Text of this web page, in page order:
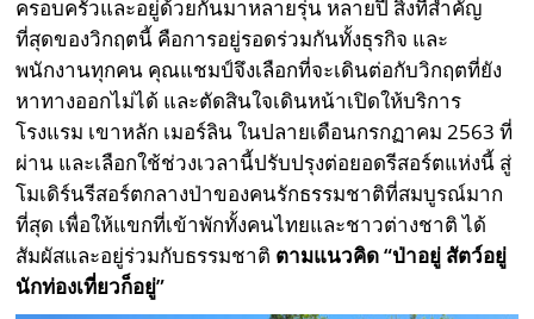
ครอบครัวและอยู่ด้วยกันมาหลายรุ่น หลายปี สิ่งที่สำคัญ
ที่สุดของวิกฤตนี้ คือการอยู่รอดร่วมกันทั้งธุรกิจ และ
พนักงานทุกคน คุณแชมป์จึงเลือกที่จะเดินต่อกับวิกฤตที่ยัง
หาทางออกไม่ได้ และตัดสินใจเดินหน้าเปิดให้บริการ
โรงแรม เขาหลัก เมอร์ลิน ในปลายเดือนกรกฏาคม 2563 ที่
ผ่าน และเลือกใช้ช่วงเวลานี้ปรับปรุงต่อยอดรีสอร์ตแห่งนี้ สู่
โมเดิร์นรีสอร์ตกลางป่าของคนรักธรรมชาติที่สมบูรณ์มาก
ที่สุด เพื่อให้แขกที่เข้าพักทั้งคนไทยและชาวต่างชาติ ได้
สัมผัสและอยู่ร่วมกับธรรมชาติ ตามแนวคิด “ป่าอยู่ สัตว์อยู่
นักท่องเที่ยวก็อยู่”